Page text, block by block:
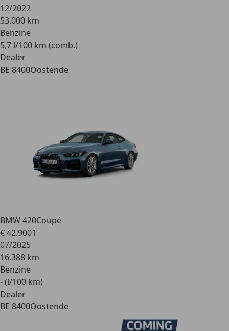
12/2022
53.000 km
Benzine
5,7 l/100 km (comb.)
Dealer
BE 8400Oostende
BMW 420Coupé
€ 42.9001
07/2025
16.388 km
Benzine
- (l/100 km)
Dealer
BE 8400Oostende